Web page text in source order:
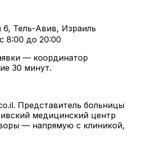
Тель-Авив, Израиль
8:00 до 20:00
— координатор
30 минут.
Представитель больницы
медицинский центр
— напрямую с клиникой,